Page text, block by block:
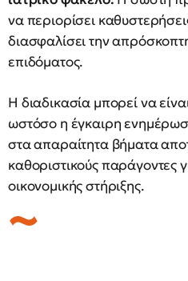
να περιορίσει
διασφαλίσει την
επιδόματος.
Η διαδικασία μπορεί να
ωστόσο η έγκαιρη
στα απαραίτητα βήματα
καθοριστικούς παράγοντες
οικονομικής στήριξης.